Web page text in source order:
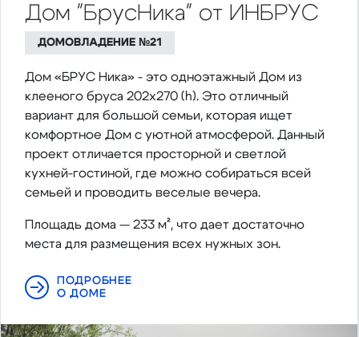
Дом "БрусНика" от ИНБРУС
ДОМОВЛАДЕНИЕ №21
Дом «БРУС Ника» - это одноэтажный Дом из
клееного бруса 202х270 (h). Это отличный
вариант для большой семьи, которая ищет
комфортное Дом с уютной атмосферой. Данный
проект отличается просторной и светлой
кухней-гостиной, где можно собираться всей
семьей и проводить веселые вечера.
Площадь дома — 233 м², что дает достаточно
места для размещения всех нужных зон.
ПОДРОБНЕЕ
О ДОМЕ